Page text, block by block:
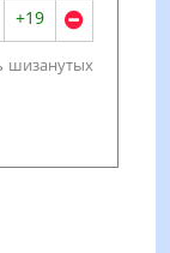
+19
шизанутых